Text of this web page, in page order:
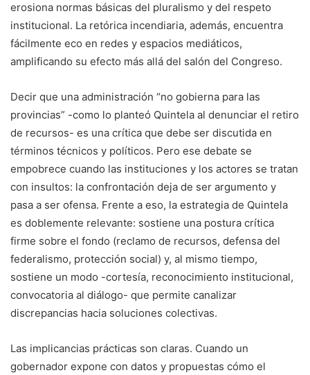
erosiona normas básicas del pluralismo y del respeto
institucional. La retórica incendiaria, además, encuentra
fácilmente eco en redes y espacios mediáticos,
amplificando su efecto más allá del salón del Congreso.
Decir que una administración “no gobierna para las
provincias” -como lo planteó Quintela al denunciar el retiro
de recursos- es una crítica que debe ser discutida en
términos técnicos y políticos. Pero ese debate se
empobrece cuando las instituciones y los actores se tratan
con insultos: la confrontación deja de ser argumento y
pasa a ser ofensa. Frente a eso, la estrategia de Quintela
es doblemente relevante: sostiene una postura crítica
firme sobre el fondo (reclamo de recursos, defensa del
federalismo, protección social) y, al mismo tiempo,
sostiene un modo -cortesía, reconocimiento institucional,
convocatoria al diálogo- que permite canalizar
discrepancias hacia soluciones colectivas.
Las implicancias prácticas son claras. Cuando un
gobernador expone con datos y propuestas cómo el